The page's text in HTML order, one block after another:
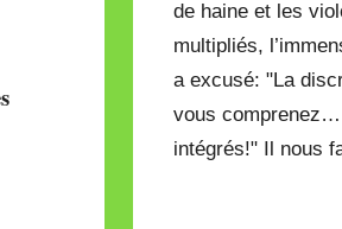
de haine et les
multipliés,
a excusé: "La
vous
intégrés!" Il nous